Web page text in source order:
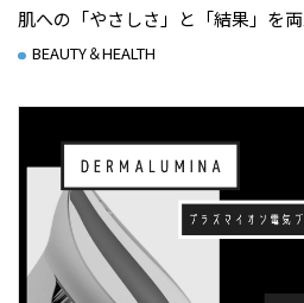
肌への「やさしさ」と「結果」を
BEAUTY＆HEALTH